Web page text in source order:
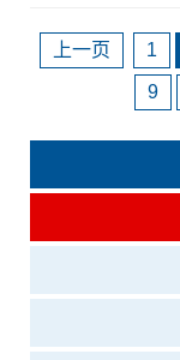
上一页 1
9